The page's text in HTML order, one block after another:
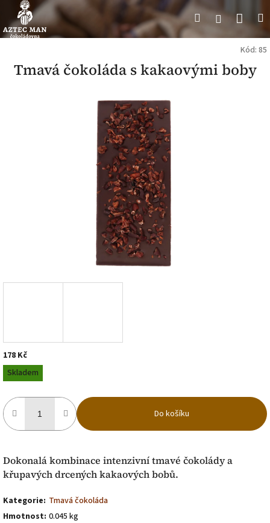
obsah
HledatPřihlášení
Kód: 85
Tmavá čokoláda s kakaovými boby
178 Kč
Měrná
cena:
Skladem
Do košíku
Dokonalá kombinace intenzivní tmavé čokolády a
křupavých drcených kakaových bobů.
Kategorie: Tmavá čokoláda
Hmotnost: 0.045 kg